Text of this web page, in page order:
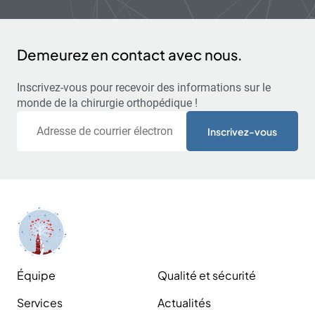
Demeurez en contact avec nous.
Inscrivez-vous pour recevoir des informations sur le
monde de la chirurgie orthopédique !
Équipe
Services
Qualité et sécurité
Actualités